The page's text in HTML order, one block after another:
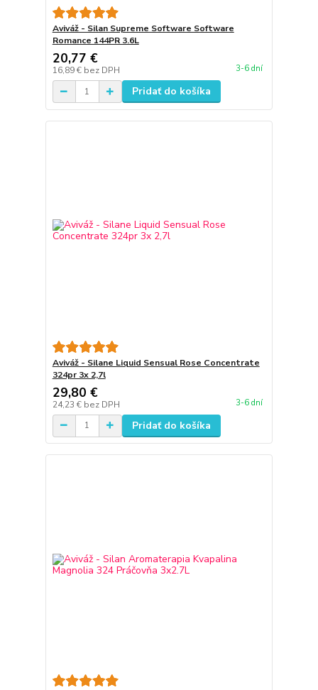
Aviváž - Silan Supreme Software Software
Romance 144PR 3.6L
20,77 €
16,89 € bez DPH 3-6 dní
Pridať do košíka
Aviváž - Silane Liquid Sensual Rose Concentrate
324pr 3x 2,7l
29,80 €
24,23 € bez DPH 3-6 dní
Pridať do košíka